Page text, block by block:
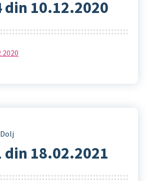
din 10.12.2020
din 18.02.2021